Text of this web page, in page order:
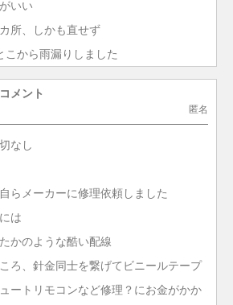
いい
所、しかも直せず
こから雨漏りしました
メント
匿名
なし
らメーカーに修理依頼しました
は
かのような酷い配線
ろ、針金同士を繋げてビニールテープ
ートリモコンなど修理？にお金がかか